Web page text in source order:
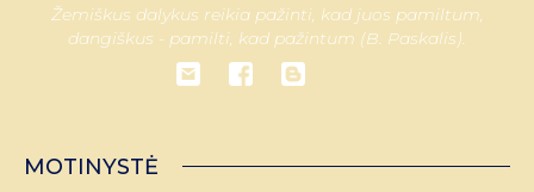
Žemiškus dalykus reikia pažinti, kad juos pamiltum,
dangiškus - pamilti, kad pažintum (B. Paskalis).
MOTINYSTĖ